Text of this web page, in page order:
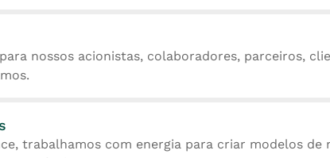
nossos acionistas, colaboradores, parceiros,
trabalhamos com energia para criar modelos de